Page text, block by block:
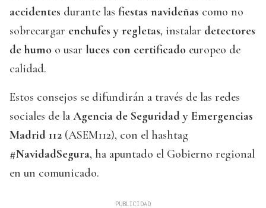
accidentes durante las fiestas navideñas como no
sobrecargar enchufes y regletas, instalar detectores
de humo o usar luces con certificado europeo de
calidad.
Estos consejos se difundirán a través de las redes
sociales de la Agencia de Seguridad y Emergencias
Madrid 112 (ASEM112), con el hashtag
#NavidadSegura, ha apuntado el Gobierno regional
en un comunicado.